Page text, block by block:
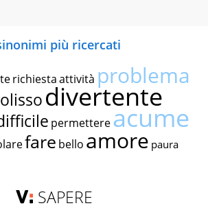
più ricercati
richiestaattività problema
divertente
permettereacume
fare bello amore paura
SAPERE